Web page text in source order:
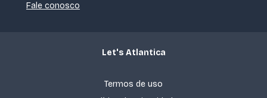
Fale conosco
Let's Atlantica
Termos de uso